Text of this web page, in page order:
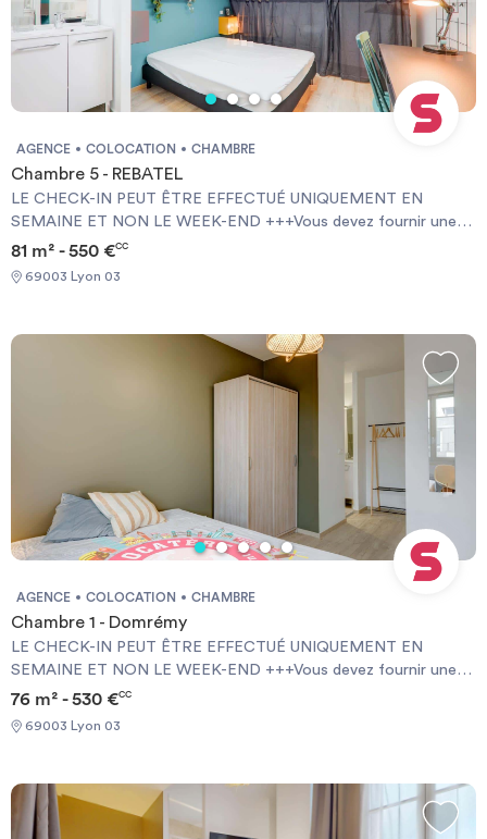
AGENCE COLOCATION CHAMBRE
Chambre 5 - REBATEL
LE CHECK-IN PEUT ÊTRE EFFECTUÉ UNIQUEMENT EN
SEMAINE ET NON LE WEEK-END +++Vous devez fournir une
Garantie Visale obligatoirement et une assurance habitation+++
[ENG] CHECK-IN CAN ONLY BE DONE ON WEEKDAYS AND
NOT AT WEEKENDS +++You must provide a Visale Guarantee
81 m² - 550 €CC
69003 Lyon 03
AGENCE COLOCATION CHAMBRE
Chambre 1 - Domrémy
LE CHECK-IN PEUT ÊTRE EFFECTUÉ UNIQUEMENT EN
SEMAINE ET NON LE WEEK-END +++Vous devez fournir une
Garantie Visale obligatoirement et une assurance habitation+++
[ENG] CHECK-IN CAN ONLY BE DONE ON WEEKDAYS AND
NOT AT WEEKENDS +++You must provide a Visale Guarantee
76 m² - 530 €CC
69003 Lyon 03